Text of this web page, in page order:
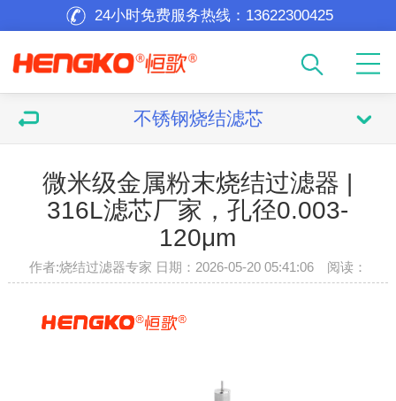
24小时免费服务热线： 13622300425
不锈钢烧结滤芯
微米级金属粉末烧结过滤器 |
316L滤芯厂家，孔径0.003-
120μm
作者:烧结过滤器专家 日期：2026-05-20 05:41:06 阅读：